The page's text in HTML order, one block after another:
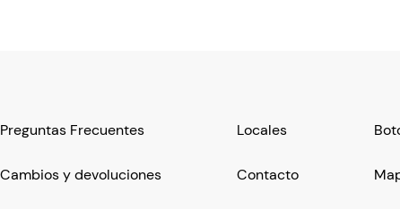
Preguntas Frecuentes
Cambios y devoluciones
Locales
Contacto